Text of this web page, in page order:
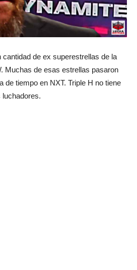
cantidad de ex superestrellas de la
Muchas de esas estrellas pasaron
de tiempo en NXT. Triple H no tiene
luchadores.